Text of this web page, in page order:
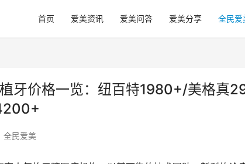
首页 爱美资讯 爱美问答 爱美分享 全民爱
牙价格一览：纽百特1980+/美格真
全民爱美